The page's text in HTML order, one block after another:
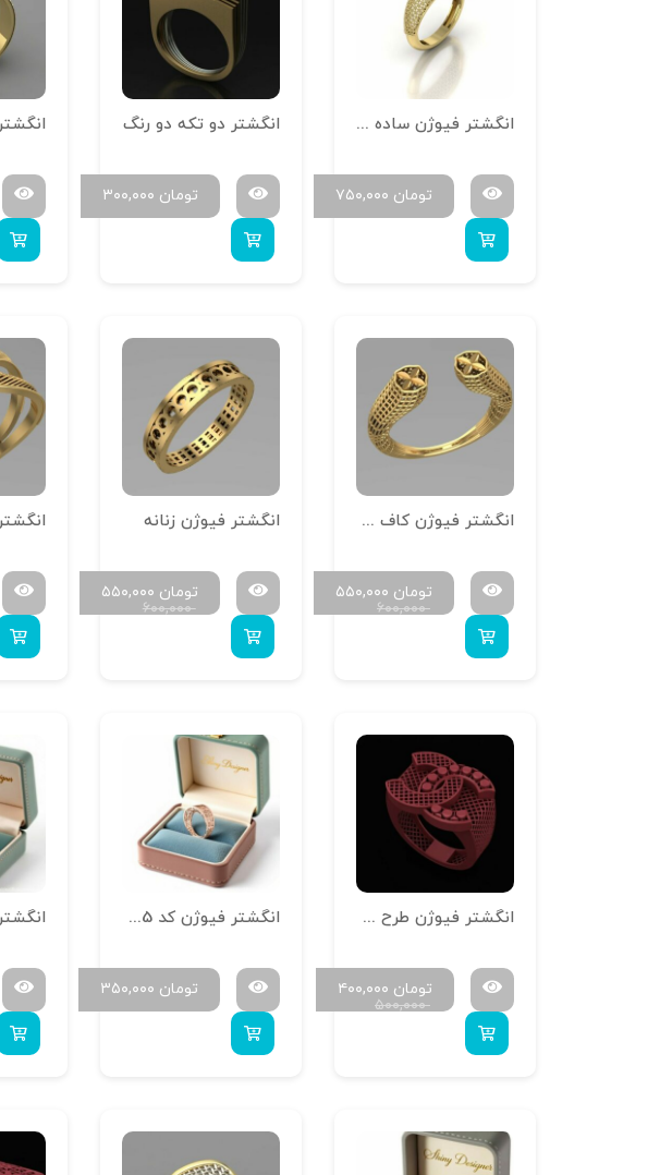
انگشتر فیوژن ساده کد 1
۷۵۰,۰۰۰ تومان
انگشتر دو تکه دو رنگ
۳۰۰,۰۰۰ تومان
انگشتر فیوژن کاف گل‌ دار
۶۰۰,۰۰۰
۵۵۰,۰۰۰ تومان
انگشتر فیوژن زنانه
۶۰۰,۰۰۰
۵۵۰,۰۰۰ تومان
انگشتر فیوژن طرح گوچی
۵۰۰,۰۰۰
۴۰۰,۰۰۰ تومان
انگشتر فیوژن کد RTR5
۳۵۰,۰۰۰ تومان